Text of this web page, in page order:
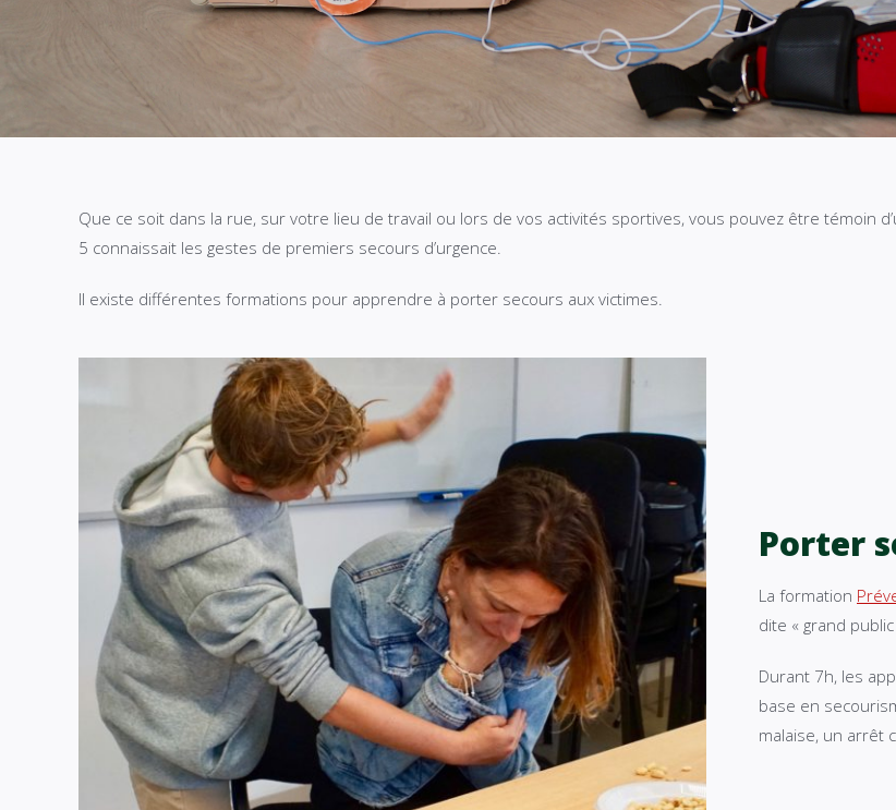
Que ce soit dans la rue, sur votre lieu de travail ou lors de vos activités sportives, vous pouvez être témoin
5 connaissait les gestes de premiers secours d’urgence.
Il existe différentes formations pour apprendre à porter secours aux victimes.
Porter
La formation
dite « grand
Durant 7h, les
base en
malaise, un arrêt